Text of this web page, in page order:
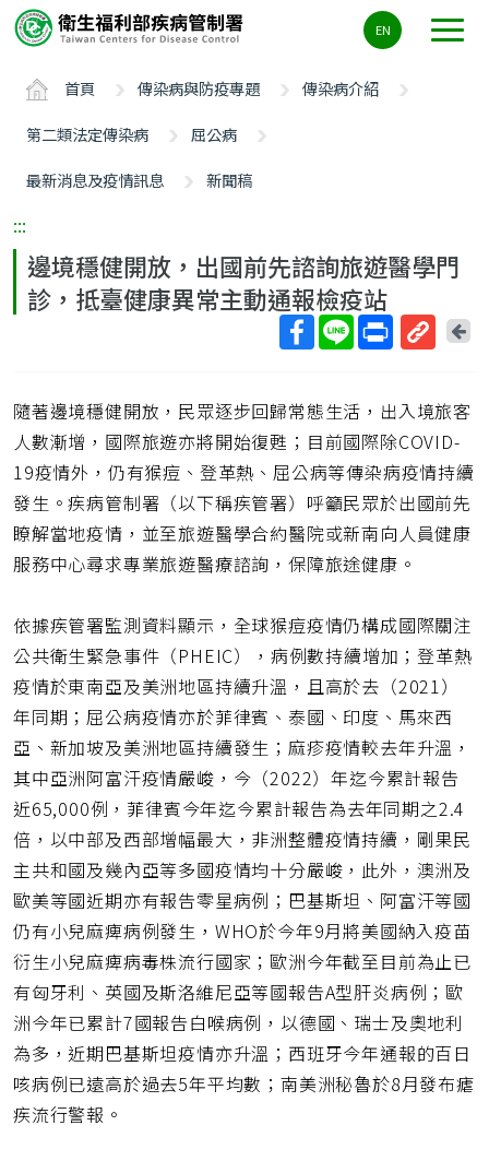
要
ALT+C
EN
首頁 傳染病與防疫專題
傳染病介紹
第二類法定傳染病
屈公病
最新消息及疫情訊息
新聞稿
:::
邊境穩健開放，出國前先諮詢旅遊醫學門
診，抵臺健康異常主動通報檢疫站
短
網
址
回
頁
隨著邊境穩健開放，民眾逐步回歸常態生活，出入境旅客
人數漸增，國際旅遊亦將開始復甦；目前國際除COVID-
19疫情外，仍有猴痘、登革熱、屈公病等傳染病疫情持續
發生。疾病管制署（以下稱疾管署）呼籲民眾於出國前先
瞭解當地疫情，並至旅遊醫學合約醫院或新南向人員健康
服務中心尋求專業旅遊醫療諮詢，保障旅途健康。
依據疾管署監測資料顯示，全球猴痘疫情仍構成國際關注
公共衛生緊急事件（PHEIC），病例數持續增加；登革熱
疫情於東南亞及美洲地區持續升溫，且高於去（2021）
年同期；屈公病疫情亦於菲律賓、泰國、印度、馬來西
亞、新加坡及美洲地區持續發生；麻疹疫情較去年升溫，
其中亞洲阿富汗疫情嚴峻，今（2022）年迄今累計報告
近65,000例，菲律賓今年迄今累計報告為去年同期之2.4
倍，以中部及西部增幅最大，非洲整體疫情持續，剛果民
主共和國及幾內亞等多國疫情均十分嚴峻，此外，澳洲及
歐美等國近期亦有報告零星病例；巴基斯坦、阿富汗等國
仍有小兒麻痺病例發生，WHO於今年9月將美國納入疫苗
衍生小兒麻痺病毒株流行國家；歐洲今年截至目前為止已
有匈牙利、英國及斯洛維尼亞等國報告A型肝炎病例；歐
洲今年已累計7國報告白喉病例，以德國、瑞士及奧地利
為多，近期巴基斯坦疫情亦升溫；西班牙今年通報的百日
咳病例已遠高於過去5年平均數；南美洲秘魯於8月發布瘧
疾流行警報。